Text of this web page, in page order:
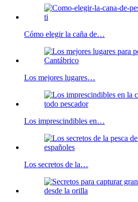
Cómo elegir la caña de…
Los mejores lugares…
Los imprescindibles en…
Los secretos de la…